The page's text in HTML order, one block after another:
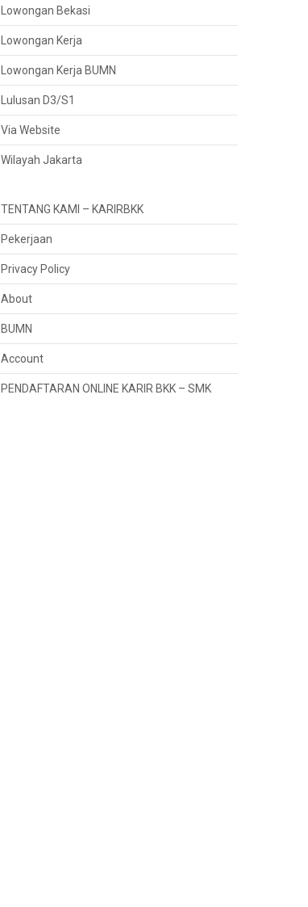
Lowongan Bekasi
Lowongan Kerja
Lowongan Kerja BUMN
Lulusan D3/S1
Via Website
Wilayah Jakarta
TENTANG KAMI – KARIRBKK
Pekerjaan
Privacy Policy
About
BUMN
Account
PENDAFTARAN ONLINE KARIR BKK – SMK